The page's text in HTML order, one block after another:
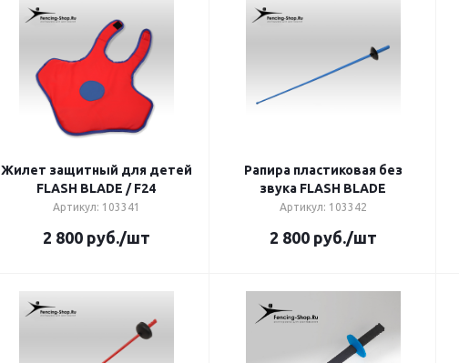
Жилет защитный для детей
FLASH BLADE / F24
Артикул: 103341
2 800руб./шт
Рапира пластиковая без
звука FLASH BLADE
Артикул: 103342
2 800руб./шт